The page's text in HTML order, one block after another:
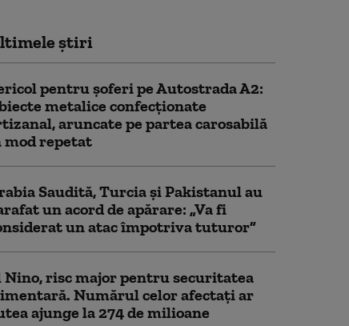
știri
pentru şoferi pe Autostrada A2:
metalice confecţionate
aruncate pe partea carosabilă
mod repetat
Saudită, Turcia și Pakistanul au
un acord de apărare: „Va fi
un atac împotriva tuturor”
Nino, risc major pentru securitatea
Numărul celor afectați ar
ajunge la 274 de milioane